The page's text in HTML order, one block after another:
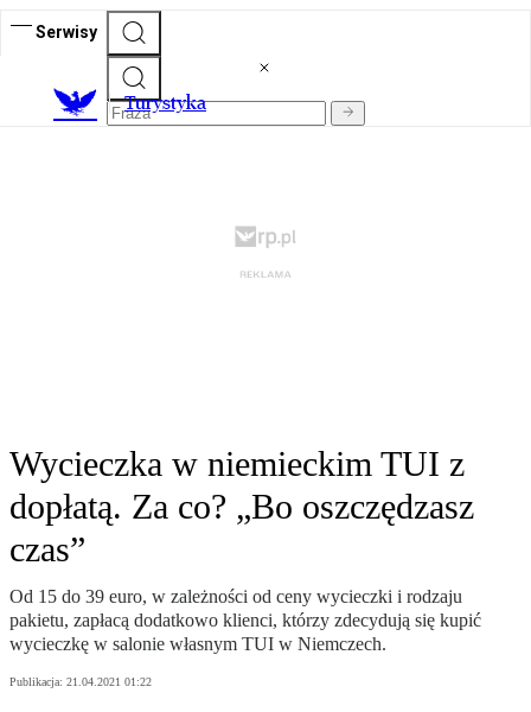
Serwisy
Turystyka
Wycieczka w niemieckim TUI z
dopłatą. Za co? „Bo oszczędzasz
czas”
Od 15 do 39 euro, w zależności od ceny wycieczki i rodzaju
pakietu, zapłacą dodatkowo klienci, którzy zdecydują się kupić
wycieczkę w salonie własnym TUI w Niemczech.
Publikacja: 21.04.2021 01:22